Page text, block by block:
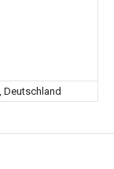
Deutschland